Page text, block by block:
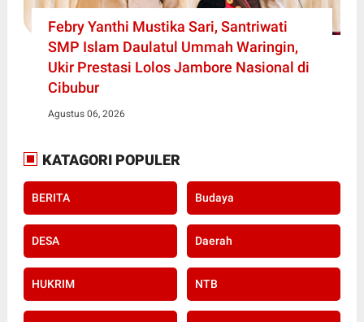
Febry Yanthi Mustika Sari, Santriwati
SMP Islam Daulatul Ummah Waringin,
Ukir Prestasi Lolos Jambore Nasional di
Cibubur
Agustus 06, 2026
KATAGORI POPULER
BERITA Budaya
DESA Daerah
HUKRIM NTB